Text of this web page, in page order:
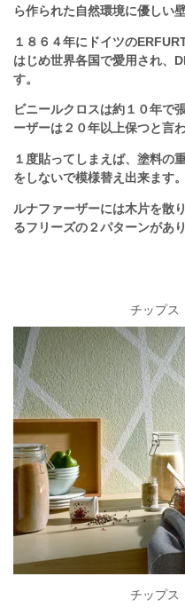
ら作られた自然環境に優しい壁
１８６４年にドイツの
はじめ世界各国で愛用され、
す。
ビニールクロスは約１０年で
ーザーは２０年以上保つと言
１度貼ってしまえば、塗料の
をしないで模様替え出来ます。
ルナファーザーには木片を散
るフリーズの２パターンがあり
チップ
チップ